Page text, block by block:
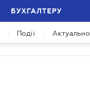
БУХГАЛТЕРУ
Події Актуально